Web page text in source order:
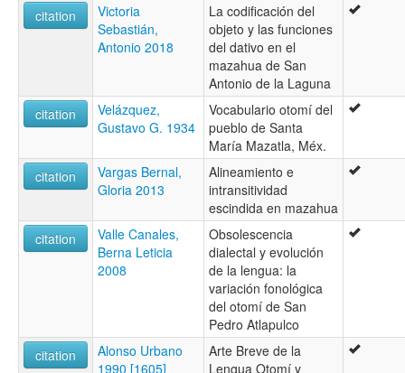
citation
Victoria
Sebastián,
Antonio 2018
La codificación del
objeto y las funciones
del dativo en el
mazahua de San
Antonio de la Laguna
citation
Velázquez,
Gustavo G. 1934
Vocabulario otomí del
pueblo de Santa
María Mazatla, Méx.
citation
Vargas Bernal,
Gloria 2013
Alineamiento e
intransitividad
escindida en mazahua
citation
Valle Canales,
Berna Leticia
2008
Obsolescencia
dialectal y evolución
de la lengua: la
variación fonológica
del otomí de San
Pedro Atlapulco
citation
Alonso Urbano
1990 [1605]
Arte Breve de la
Lengua Otomí y